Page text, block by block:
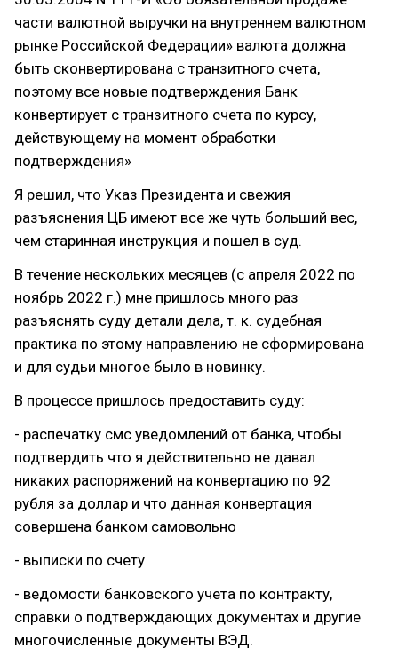
части валютной выручки на внутреннем валютном
рынке Российской Федерации» валюта должна
быть сконвертирована с транзитного счета,
поэтому все новые подтверждения Банк
конвертирует с транзитного счета по курсу,
действующему на момент обработки
подтверждения»
Я решил, что Указ Президента и свежия
разъяснения ЦБ имеют все же чуть больший вес,
чем старинная инструкция и пошел в суд.
В течение нескольких месяцев (с апреля 2022 по
ноябрь 2022 г.) мне пришлось много раз
разъяснять суду детали дела, т. к. судебная
практика по этому направлению не сформирована
и для судьи многое было в новинку.
В процессе пришлось предоставить суду:
- распечатку смс уведомлений от банка, чтобы
подтвердить что я действительно не давал
никаких распоряжений на конвертацию по 92
рубля за доллар и что данная конвертация
совершена банком самовольно
- выписки по счету
- ведомости банковского учета по контракту,
справки о подтверждающих документах и другие
многочисленные документы ВЭД.